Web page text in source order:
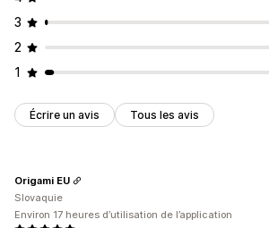
3
2
1
Écrire un avis Tous les avis
Origami EU
Slovaquie
Environ 17 heures d’utilisation de l’application